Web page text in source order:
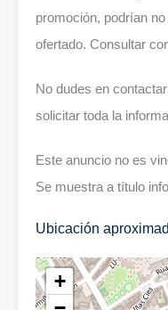
promoción, podrían
ofertado. Consultar
No dudes en
solicitar toda la
Este anuncio no es
Se muestra a título
Ubicación
+